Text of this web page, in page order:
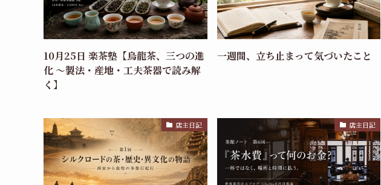
10月25日 楽茶塾【烏龍茶、三つの進
化 〜製法・産地・工夫茶器で読み解
く】
一週間、立ち止まって気づいたこと
店主日記 店主日記